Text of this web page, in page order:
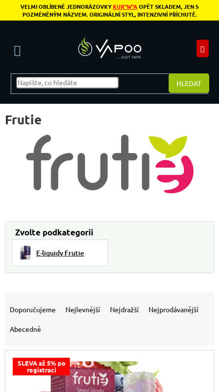
Přejít na obsah
VELMI OBLÍBENÉ JEDNORÁZOVKYKUR"W"AOPĚT SKLADEM, JEN S
POZMĚNĚNÝM NÁZVEM. ORIGINÁLNÍ STYL, INTENZIVNÍ PŘÍCHUTĚ.
HLEDAT
Frutie
E-liquidy Frutie
Doporučujeme Nejlevnější Nejdražší Nejprodávanější
Abecedně
Výpis produktů
SLEVA až 5% po
registraci